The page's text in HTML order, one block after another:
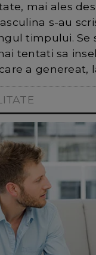
mai ales
s-au
timpului. Se
tentati sa
a genereat,